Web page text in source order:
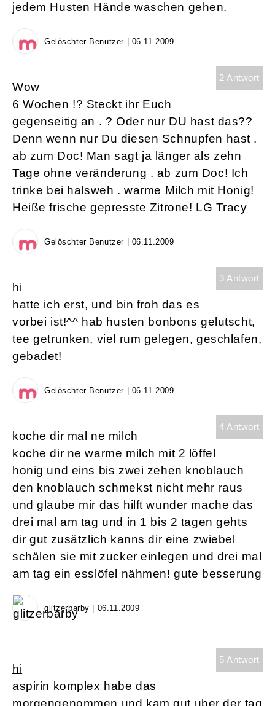
jedem Husten Hände waschen gehen.
Gelöschter Benutzer | 06.11.2009
2 Antwort
Wow
6 Wochen !? Steckt ihr Euch
gegenseitig an . ? Oder nur DU hast das??
Denn wenn nur Du diesen Schnupfen hast .
ab zum Doc! Man sagt ja länger als zehn
Tage ohne veränderung . ab zum Doc! Ich
trinke bei halsweh . warme Milch mit Honig!
Heiße frische gepresste Zitrone! LG Tracy
Gelöschter Benutzer | 06.11.2009
3 Antwort
hi
hatte ich erst, und bin froh das es
vorbei ist!^^ hab husten bonbons gelutscht,
tee getrunken, viel rum gelegen, geschlafen,
gebadet!
Gelöschter Benutzer | 06.11.2009
4 Antwort
koche dir mal ne milch
koche dir ne warme milch mit 2 löffel
honig und eins bis zwei zehen knoblauch
den knoblauch schmekst nicht mehr raus
und glaube mir das hilft wunder mache das
drei mal am tag und in 1 bis 2 tagen gehts
dir gut zusätzlich kanns dir eine zwiebel
schälen sie mit zucker einlegen und drei mal
am tag ein esslöfel nähmen! gute besserung
glitzerbarby | 06.11.2009
5 Antwort
hi
aspirin komplex habe das
morgengenommen und kam gut uber der tag